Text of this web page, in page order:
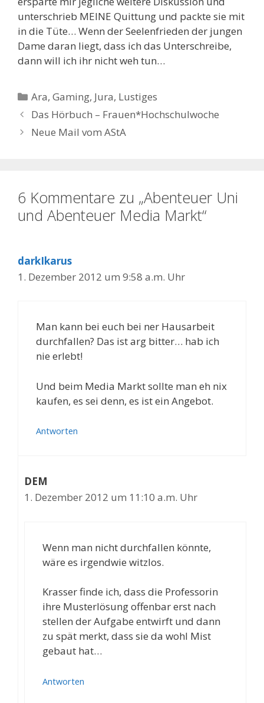
unterschrieb MEINE Quittung und packte sie mit
in die Tüte… Wenn der Seelenfrieden der jungen
Dame daran liegt, dass ich das Unterschreibe,
dann will ich ihr nicht weh tun…
Kategorien
Ara,Gaming, Jura, Lustiges
Das Hörbuch – Frauen*Hochschulwoche
Neue Mail vom AStA
6 Kommentare zu „Abenteuer Uni
und Abenteuer Media Markt“
darkIkarus
1. Dezember 2012 um 9:58 a.m. Uhr
Man kann bei euch bei ner Hausarbeit
durchfallen? Das ist arg bitter… hab ich
nie erlebt!
Und beim Media Markt sollte man eh nix
kaufen, es sei denn, es ist ein Angebot.
Antworten
DEM
1. Dezember 2012 um 11:10 a.m. Uhr
Wenn man nicht durchfallen könnte,
wäre es irgendwie witzlos.
Krasser finde ich, dass die Professorin
ihre Musterlösung offenbar erst nach
stellen der Aufgabe entwirft und dann
zu spät merkt, dass sie da wohl Mist
gebaut hat…
Antworten